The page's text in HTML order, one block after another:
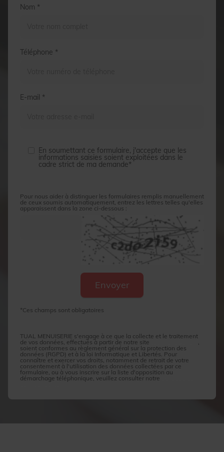
Nom *
Téléphone *
E-mail *
En soumettant ce formulaire, j'accepte que les
informations saisies soient exploitées dans le
cadre strict de ma demande*
Pour nous aider à distinguer les formulaires remplis manuellement
de ceux soumis automatiquement, entrez les lettres telles qu'elles
apparaissent dans la zone ci-dessous :
*Ces champs sont obligatoires
TUAL MENUISERIE s'engage à ce que la collecte et le traitement
de vos données, effectués à partir de notre site
,
soient conformes au règlement général sur la protection des
données (RGPD) et à la loi Informatique et Libertés. Pour
connaître et exercer vos droits, notamment de retrait de votre
consentement à l'utilisation des données collectées par ce
formulaire, ou à vous inscrire sur la liste d'opposition au
démarchage téléphonique, veuillez consulter notre
confidentialité